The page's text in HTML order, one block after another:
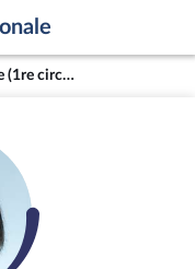
Mme Christine Loir - Eure (1re circonscription)